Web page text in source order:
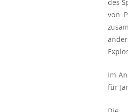
des
von
Im
für